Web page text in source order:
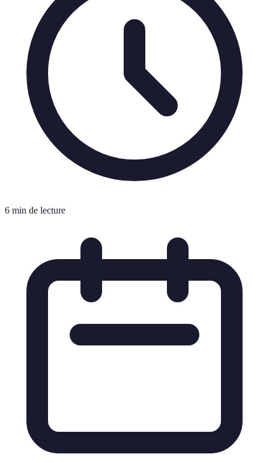
6 min de lecture